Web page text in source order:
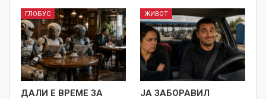
ГЛОБУС
ДАЛИ Е ВРЕМЕ ЗА
ЖИВОТ
ЈА ЗАБОРАВИЛ